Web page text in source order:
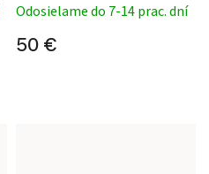
Odosielame do 7-14 prac. dní
50 €